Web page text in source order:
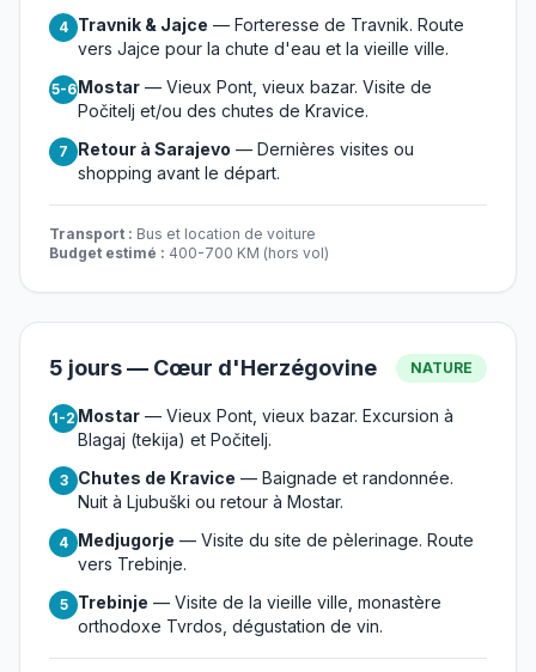
4 Travnik & Jajce — Forteresse de Travnik. Route
vers Jajce pour la chute d'eau et la vieille ville.
5-6Mostar — Vieux Pont, vieux bazar. Visite de
Počitelj et/ou des chutes de Kravice.
7 Retour à Sarajevo — Dernières visites ou
shopping avant le départ.
Transport : Bus et location de voiture
Budget estimé : 400-700 KM (hors vol)
5 jours — Cœur d'Herzégovine NATURE
1-2 Mostar — Vieux Pont, vieux bazar. Excursion à
Blagaj (tekija) et Počitelj.
3 Chutes de Kravice — Baignade et randonnée.
Nuit à Ljubuški ou retour à Mostar.
4 Medjugorje — Visite du site de pèlerinage. Route
vers Trebinje.
5 Trebinje — Visite de la vieille ville, monastère
orthodoxe Tvrdos, dégustation de vin.